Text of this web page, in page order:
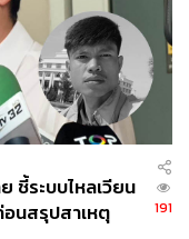
ชี้ระบบไหลเวียน
นสรุปสาเหตุ
191